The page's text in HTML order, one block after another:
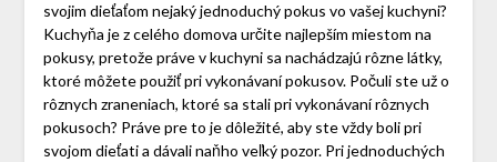
svojim dieťaťom nejaký jednoduchý pokus vo vašej kuchyni?
Kuchyňa je z celého domova určite najlepším miestom na
pokusy, pretože práve v kuchyni sa nachádzajú rôzne látky,
ktoré môžete použiť pri vykonávaní pokusov. Počuli ste už o
rôznych zraneniach, ktoré sa stali pri vykonávaní rôznych
pokusoch? Práve pre to je dôležité, aby ste vždy boli pri
svojom dieťati a dávali naňho veľký pozor. Pri jednoduchých